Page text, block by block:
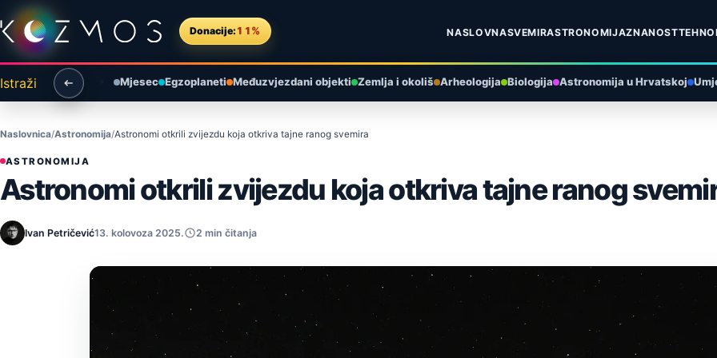
Preskoči na sadržaj
Donacije: 11% NASLOVNASVEMIRASTRONOMIJAZNANOST
Istraži Mjesec Egzoplaneti Međuzvjezdani objekti Zemlja i okoliš Arheologija Biologija Astronomija u Hrvatskoj
Naslovnica Astronomija Astronomi otkrili zvijezdu koja otkriva tajne ranog svemira
ASTRONOMIJA
Astronomi otkrili zvijezdu koja otkriva tajne ranog
Ivan Petričević13. kolovoza 2025. 2 min čitanja